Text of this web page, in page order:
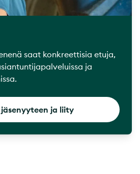
saat konkreettisia etuja,
ja
ja liity